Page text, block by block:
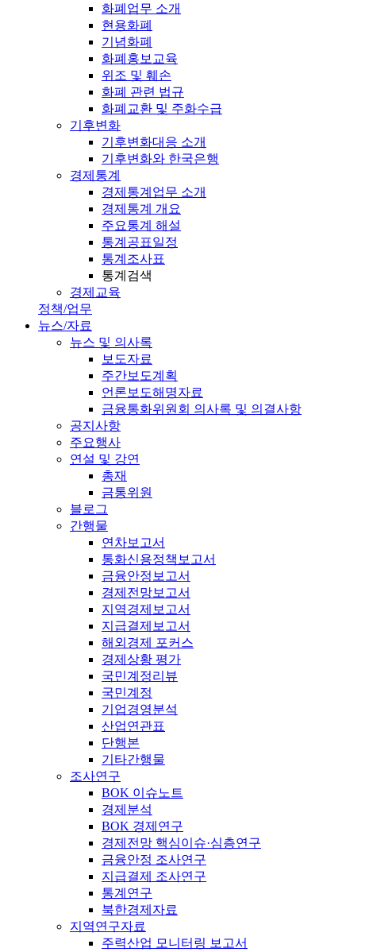
화폐업무 소개
현용화폐
기념화폐
화폐홍보교육
위조 및 훼손
화폐 관련 법규
화폐교환 및 주화수급
기후변화
기후변화대응 소개
기후변화와 한국은행
경제통계
경제통계업무 소개
경제통계 개요
주요통계 해설
통계공표일정
통계조사표
통계검색
경제교육
정책/업무
뉴스/자료
뉴스 및 의사록
보도자료
주간보도계획
언론보도해명자료
금융통화위원회 의사록 및 의결사항
공지사항
주요행사
연설 및 강연
총재
금통위원
블로그
간행물
연차보고서
통화신용정책보고서
금융안정보고서
경제전망보고서
지역경제보고서
지급결제보고서
해외경제 포커스
경제상황 평가
국민계정리뷰
국민계정
기업경영분석
산업연관표
단행본
기타간행물
조사연구
BOK 이슈노트
경제분석
BOK 경제연구
경제전망 핵심이슈·심층연구
금융안정 조사연구
지급결제 조사연구
통계연구
북한경제자료
지역연구자료
주력산업 모니터링 보고서